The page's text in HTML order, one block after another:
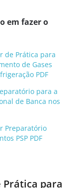
em fazer o
de Prática para
de Gases
PDF
para a
de Banca nos
Preparatório
PSP PDF
Prática para